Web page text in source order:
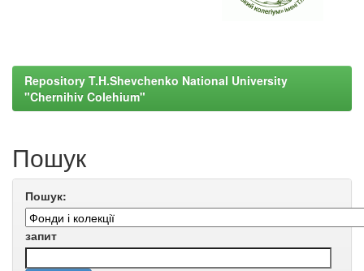
Repository T.H.Shevchenko National University
"Chernihiv Colehium"
Пошук
Пошук:
запит